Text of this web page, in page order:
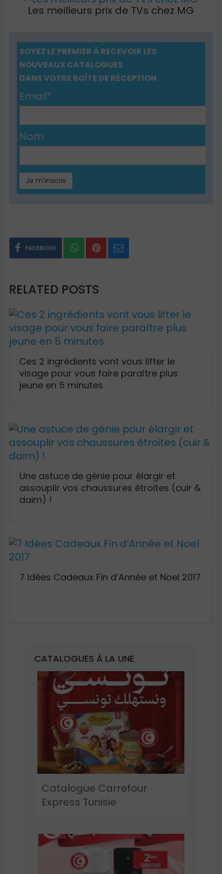
Les meilleurs prix de TVs chez MG
SOYEZ LE PREMIER À RECEVOIR LES
NOUVEAUX CATALOGUES
DANS VOTRE BOÎTE DE RÉCEPTION
Email*
Nom
FACEBOOK
RELATED POSTS
Ces 2 ingrédients vont vous lifter le
visage pour vous faire paraître plus
jeune en 5 minutes
Une astuce de génie pour élargir et
assouplir vos chaussures étroites (cuir &
daim) !
7 Idées Cadeaux Fin d’Année et Noel 2017
CATALOGUES À LA UNE
Catalogue Carrefour
Express Tunisie